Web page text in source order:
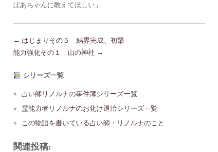
ばあちゃんに教えてほしい」
← はじまりその５ 結界完成、初撃
能力強化その１ 山の神社 →
シリーズ一覧
占い師リノルナの事件簿シリーズ一覧
霊能力者リノルナのお化け退治シリーズ一覧
この物語を書いている占い師・リノルナのこと
関連投稿: